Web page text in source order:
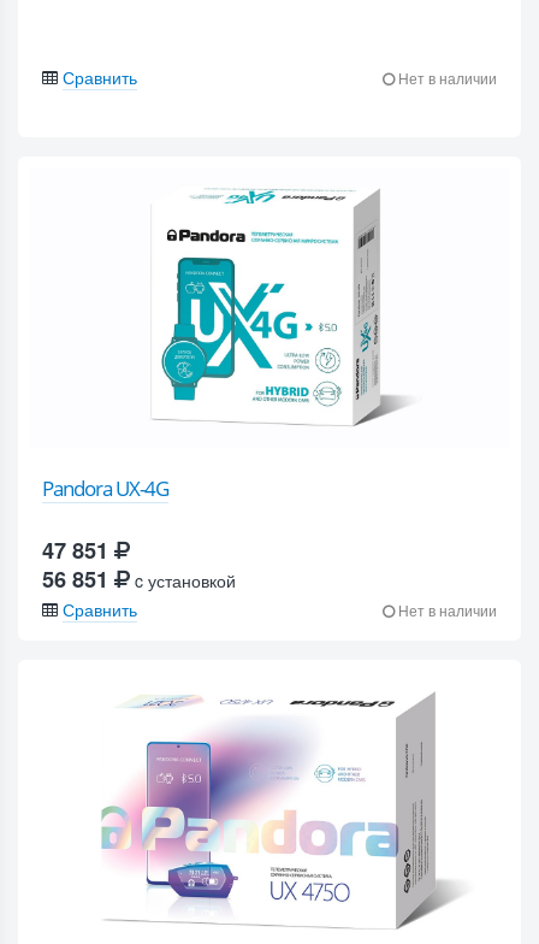
Сравнить Нет в наличии
Pandora UX-4G
47 851
56 851
c установкой
Сравнить
Нет в наличии